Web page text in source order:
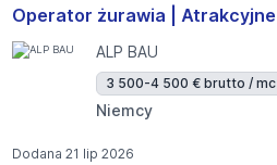
ALP BAU
3 500-4 500 € brutto / mc
Niemcy
Dodana 21 lip 2026